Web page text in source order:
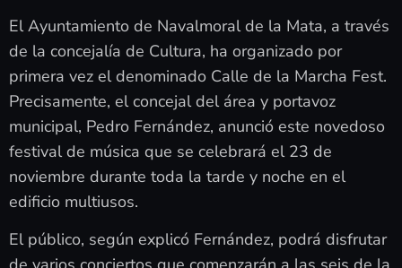
El Ayuntamiento de Navalmoral de la Mata, a través
de la concejalía de Cultura, ha organizado por
primera vez el denominado Calle de la Marcha Fest.
Precisamente, el concejal del área y portavoz
municipal, Pedro Fernández, anunció este novedoso
festival de música que se celebrará el 23 de
noviembre durante toda la tarde y noche en el
edificio multiusos.
El público, según explicó Fernández, podrá disfrutar